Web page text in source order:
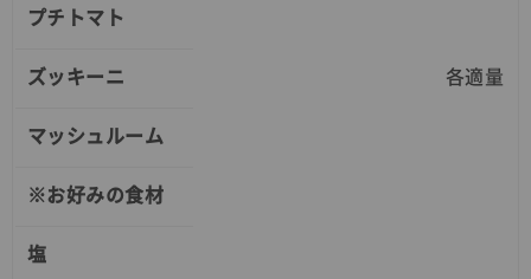
各適量
プチトマト
ズッキーニ
マッシュルーム
※お好みの食材
塩